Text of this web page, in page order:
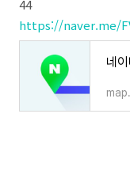
44
https://naver.me/
네